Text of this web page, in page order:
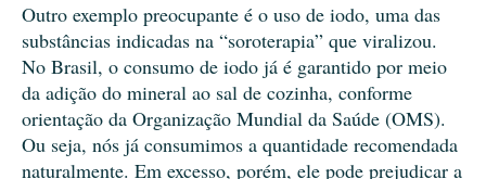
Outro exemplo preocupante é o uso de iodo, uma das
substâncias indicadas na “soroterapia” que viralizou.
No Brasil, o consumo de iodo já é garantido por meio
da adição do mineral ao sal de cozinha, conforme
orientação da Organização Mundial da Saúde (OMS).
Ou seja, nós já consumimos a quantidade recomendada
naturalmente. Em excesso, porém, ele pode prejudicar a